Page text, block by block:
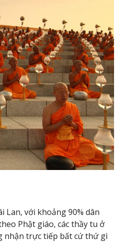
Lan, với khoảng 90% dân
Phật giáo, các thầy tu ở
nhận trực tiếp bất cứ thứ gì